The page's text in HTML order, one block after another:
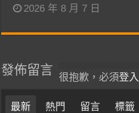
2026 年 8 月 7 日
發佈留言
很抱歉，必須登入
最新 熱門 留言 標籤